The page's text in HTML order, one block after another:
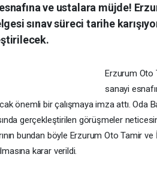
ve ustalara müjde!
sınav süreci tarihe
Erzurum Oto
sanayi
önemli bir çalışmaya imza attı. Oda
gerçekleştirilen görüşmeler
bundan böyle Erzurum Oto Tamir ve
karar verildi.